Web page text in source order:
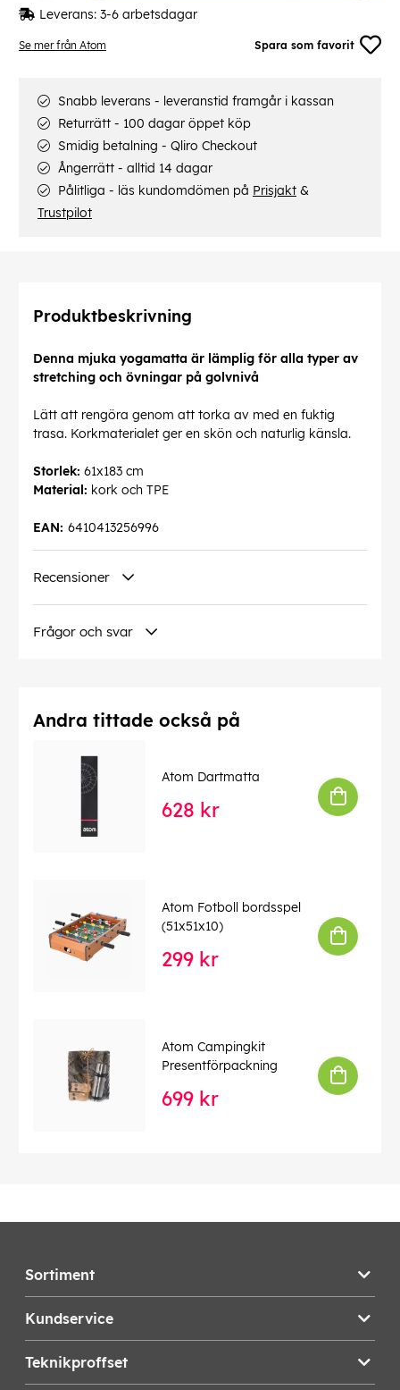
Se mer från Atom Spara som favorit
Leverans: 3-6 arbetsdagar
Snabb leverans - leveranstid framgår i kassan
Returrätt - 100 dagar öppet köp
Smidig betalning - Qliro Checkout
Ångerrätt - alltid 14 dagar
Pålitliga - läs kundomdömen på Prisjakt &
Trustpilot
Produktbeskrivning
Denna mjuka yogamatta är lämplig för alla typer av
stretching och övningar på golvnivå
Lätt att rengöra genom att torka av med en fuktig
trasa. Korkmaterialet ger en skön och naturlig känsla.
Storlek: 61x183 cm
Material: kork och TPE
6410413256996
EAN:
Recensioner
Frågor och svar
Andra tittade också på
Atom Dartmatta
628 kr
Atom Fotboll bordsspel
(51x51x10)
299 kr
Atom Campingkit
Presentförpackning
699 kr
Sortiment
Kundservice
Teknikproffset